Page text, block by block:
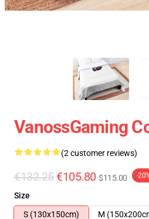
VanossGaming
(2 customer reviews)
€132.25 €105.80 $115.00 -
Size
S (130x150cm)
M